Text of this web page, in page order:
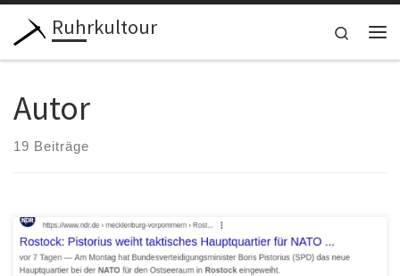
Zum Inhalt springen
Ruhrkultour
Search
Autor
19 Beiträge